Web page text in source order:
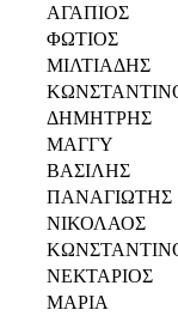
AΓΑΠΙΟΣ
ΦΩΤΙΟΣ
ΜΙΛΤΙΑΔΗΣ
ΔΗΜΗΤΡΗΣ
ΜΑΓΓΥ
ΒΑΣΙΛΗΣ
ΠΑΝΑΓΙΩΤΗΣ
ΝΙΚΟΛΑΟΣ
ΝΕΚΤΑΡΙΟΣ
ΜΑΡΙΑ